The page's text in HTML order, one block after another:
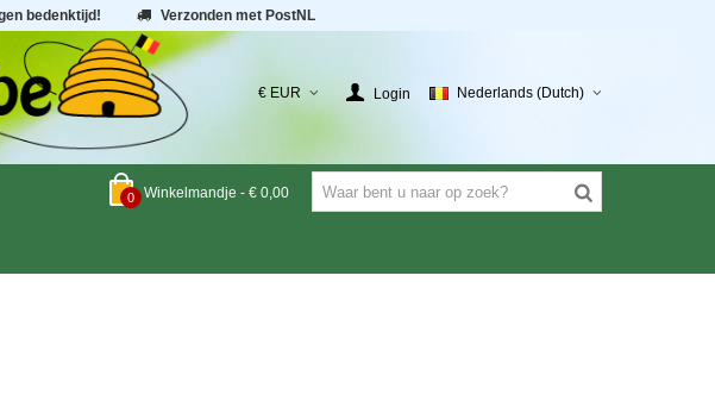
bedenktijd! Verzonden met PostNL
€ EUR Login Nederlands (Dutch)
0 Winkelmandje - € 0,00